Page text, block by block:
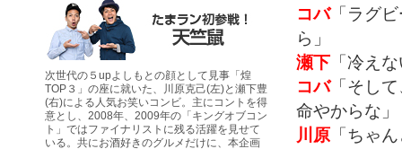
次世代の５upよしもとの顔として見事「煌
TOP３」の座に就いた、川原克己(左)と瀬下豊
(右)による人気お笑いコンビ。主にコントを得
意とし、2008年、2009年の「キングオブコン
ト」ではファイナリストに残る活躍を見せて
いる。共にお酒好きのグルメだけに、本企画
コバ「ラグ
ら」
瀬下 「冷え
コバ「そし
命やからな」
川原 「ちゃ